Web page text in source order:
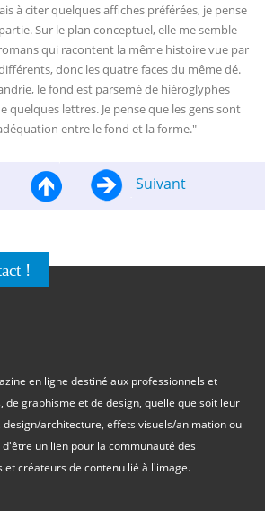
à citer quelques affiches préférées, je pense
Sur le plan conceptuel, elle me semble
qui racontent la même histoire vue par
donc les quatre faces du même dé.
le fond est parsemé de hiéroglyphes
quelques lettres. Je pense que les gens sont
entre le fond et la forme."
Suivant
!
en ligne destiné aux professionnels et
de graphisme et de design, quelle que soit leur
architecture, effets visuels/animation ou
un lien pour la communauté des
et créateurs de contenu lié à l'image.